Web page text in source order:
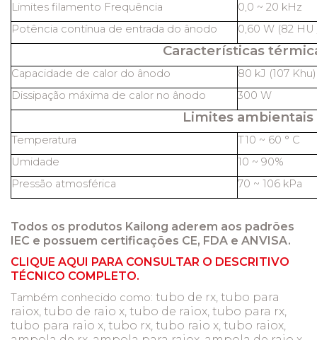
Limites filamento Frequência
0,0 ~ 20 kHz
Potência contínua de entrada do ânodo
0,60 W (82 HU
Características
Capacidade de calor do ânodo
80 kJ (107 Khu)
Dissipação máxima de calor no ânodo
300 W
Limites ambientais
Temperatura
T10 ~ 60 ° C
Umidade
10 ~ 90%
Pressão atmosférica
70 ~ 106 kPa
Todos os produtos Kailong aderem aos padrões
IEC e possuem certificações CE, FDA e ANVISA.
CLIQUE AQUI PARA CONSULTAR O DESCRITIVO
TÉCNICO COMPLETO.
Também conhecido como: tubo de rx, tubo para
raiox, tubo de raio x, tubo de raiox, tubo para rx,
tubo para raio x, tubo rx, tubo raio x, tubo raiox,